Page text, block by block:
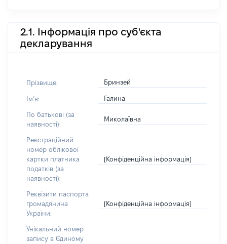
2.1. Інформація про суб'єкта
декларування
Прізвище: Бринзей
Імʼя: Галина
По батькові (за
наявності):
Миколаївна
Реєстраційний
номер облікової
картки платника
податків (за
наявності):
[Конфіденційна інформація]
Реквізити паспорта
громадянина
України:
[Конфіденційна інформація]
Унікальний номер
запису в Єдиному